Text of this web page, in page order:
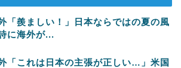
「羨ましい！」日本ならではの夏の風
に海外が...
「これは日本の主張が正しい…」米国